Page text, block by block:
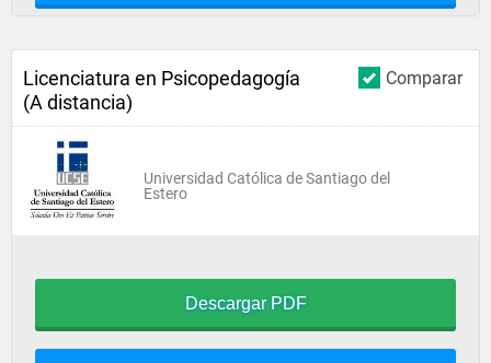
Comparar
Licenciatura en Psicopedagogía
(A distancia)
Universidad Católica de Santiago del
Estero
Descargar PDF